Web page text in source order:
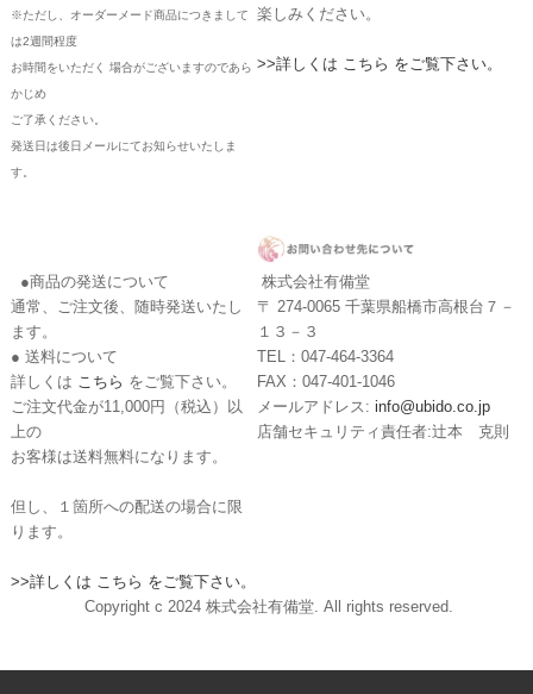
※ただし、オーダーメード商品につきまして
は2週間程度
お時間をいただく 場合がございますのであら
かじめ
ご了承ください。
発送日は後日メールにてお知らせいたしま
す。
楽しみください。
>>詳しくは こちら をご覧下さい。
●商品の発送について
通常、ご注文後、随時発送いたし
ます。
● 送料について
詳しくは こちら をご覧下さい。
ご注文代金が11,000円（税込）以
上の
お客様は送料無料になります。
但し、１箇所への配送の場合に限
ります。
>>詳しくは こちら をご覧下さい。
株式会社有備堂
〒 274-0065 千葉県船橋市高根台７－
１３－３
TEL：047-464-3364
FAX：047-401-1046
メールアドレス: info@ubido.co.jp
店舗セキュリティ責任者:辻本 克則
Copyright c 2024 株式会社有備堂. All rights reserved.